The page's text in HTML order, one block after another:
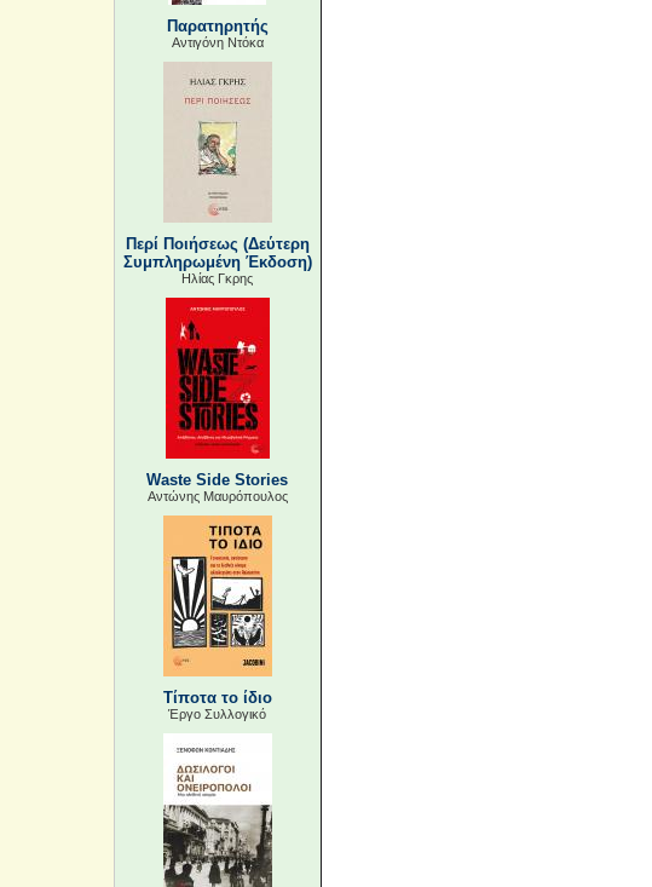
Παρατηρητής
Αντιγόνη Ντόκα
Περί Ποιήσεως (Δεύτερη
Συμπληρωμένη Έκδοση)
Ηλίας Γκρης
Waste Side Stories
Αντώνης Μαυρόπουλος
Τίποτα το ίδιο
Έργο Συλλογικό